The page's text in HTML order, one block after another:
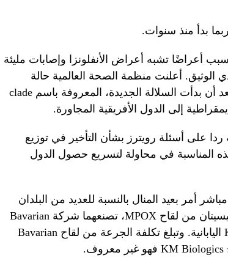
بدأ منذ سنوات.
أعراضًا تشبه أعراض الأنفلونزا وإصابات مليئة
الوثيق. أعلنت منظمة الصحة العالمية حالة
طوارئ صحية عالمية في 14 أغسطس بعد أن بدأت السلالة الجديدة، المعروفة باسم clade
على أسئلة رويترز بشأن التأخير في توزيع
المناسبة في محاولة لتسريع حصول الدول
أمر بعيد المنال بالنسبة للعديد من البلدان
ذات الدخل المنخفض. وهناك جرعتان رئيسيتان من لقاح MPOX، تصنعهما شركة Bavarian
Nordic الدنماركية وشركة KM Biologics اليابانية. وتبلغ تكلفة الجرعة من لقاح Bavarian